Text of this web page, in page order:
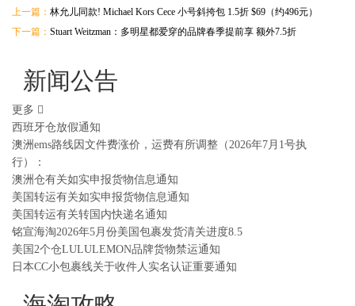
上一篇： 林允儿同款! Michael Kors Cece 小号斜挎包 1.5折 $69（约496元）
下一篇： Stuart Weitzman：多明星都爱穿的品牌春季提前享 额外7.5折
新闻公告
更多
西班牙仓放假通知
澳洲ems路线因文件费涨价，运费有所调整（2026年7月1号执
行）：
澳洲仓有关如实申报货物信息通知
美国转运有关如实申报货物信息通知
美国转运有关转国内快递名通知
铭宣海淘2026年5月份美国包裹发货清关进度8.5
美国2个仓LULULEMON品牌货物禁运通知
日本CC小包裹线关于收件人实名认证重要通知